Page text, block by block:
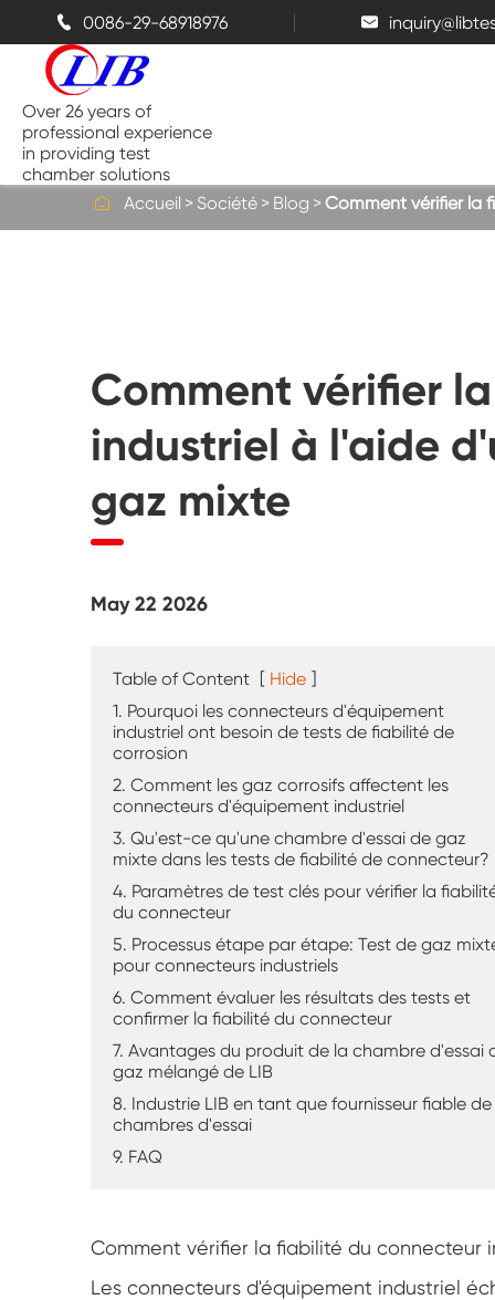
 0086-29-68918976 
Over 26 years of
professional experience
in providing test
chamber solutions
Chambres thermiques
Chambres de pulvérisation de sel
Testeur d'altération UV
Chambre d'essai de pluie
Chambre de plain-pied
Chambre d'essai spéciale
Équipement de test IP
 Accueil Société Blog Comment vérifier la
Comment vérifier
industriel à l'aide
gaz mixte
May 22 2026
Table of Content [ Hide ]
1. Pourquoi les connecteurs d'équipement
industriel ont besoin de tests de fiabilité de
corrosion
2. Comment les gaz corrosifs affectent les
connecteurs d'équipement industriel
3. Qu'est-ce qu'une chambre d'essai de gaz
mixte dans les tests de fiabilité de connecteur?
4. Paramètres de test clés pour vérifier la
du connecteur
5. Processus étape par étape: Test de gaz
pour connecteurs industriels
6. Comment évaluer les résultats des tests et
confirmer la fiabilité du connecteur
7. Avantages du produit de la chambre d'essai
gaz mélangé de LIB
8. Industrie LIB en tant que fournisseur fiable de
chambres d'essai
9. FAQ
Comment vérifier la fiabilité du connecteur
Les connecteurs d'équipement industriel